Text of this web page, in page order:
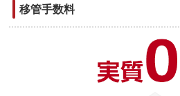
移管手数料